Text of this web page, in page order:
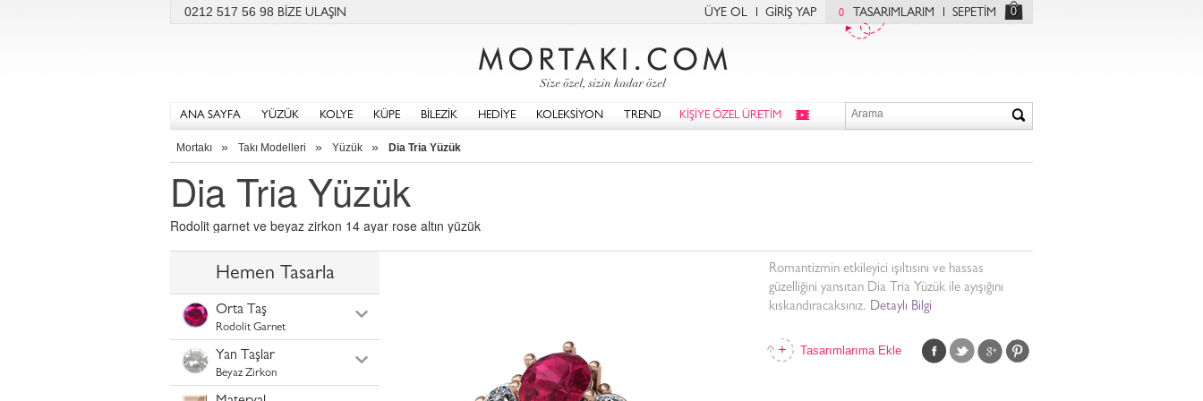
0212 517 56 98 BİZE ULAŞIN ÜYE OL GİRİŞ YAP 0 TASARIMLARIM SEPETİM 0
ANA SAYFA YÜZÜK KOLYE KÜPE BİLEZİK HEDİYE KOLEKSİYON TREND KİŞİYE ÖZEL ÜRETİM
Mortakı » Takı Modelleri » Yüzük » Dia Tria Yüzük
Dia Tria Yüzük
Rodolit garnet ve beyaz zirkon 14 ayar rose altın yüzük
Hemen Tasarla
Orta Taş
Rodolit Garnet
Yan Taşlar
Beyaz Zirkon
Romantizmin etkileyici ışıltısını ve hassas
güzelliğini yansıtan Dia Tria Yüzük ile ayışığını
kıskandıracaksınız. Detaylı Bilgi
Tasarımlarıma Ekle